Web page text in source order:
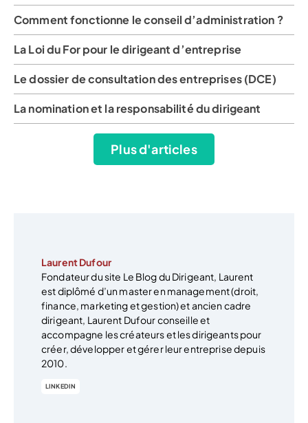
Comment fonctionne le conseil d’administration ?
La Loi du For pour le dirigeant d’entreprise
Le dossier de consultation des entreprises (DCE)
La nomination et la responsabilité du dirigeant
Plus d'articles
Laurent Dufour
Fondateur du site Le Blog du Dirigeant, Laurent
est diplômé d’un master en management (droit,
finance, marketing et gestion) et ancien cadre
dirigeant, Laurent Dufour conseille et
accompagne les créateurs et les dirigeants pour
créer, développer et gérer leur entreprise depuis
2010.
LINKEDIN